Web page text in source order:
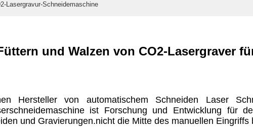
Lasergravur-Schneidemaschine
und Walzen von CO2-Lasergraver
Hersteller von automatischem Schneiden Laser
ist Forschung und Entwicklung für
und Gravierungen.nicht die Mitte des manuellen